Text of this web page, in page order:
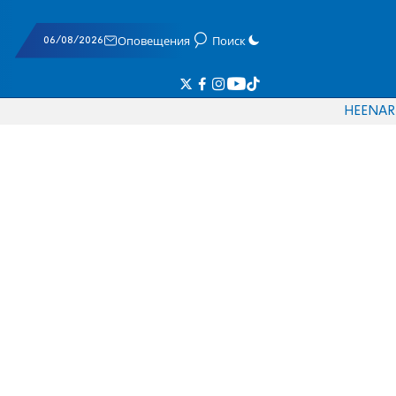
06/08/2026 Оповещения Поиск
HEENAR